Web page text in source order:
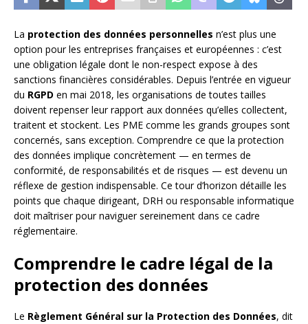
La protection des données personnelles n’est plus une
option pour les entreprises françaises et européennes : c’est
une obligation légale dont le non-respect expose à des
sanctions financières considérables. Depuis l’entrée en vigueur
du RGPD en mai 2018, les organisations de toutes tailles
doivent repenser leur rapport aux données qu’elles collectent,
traitent et stockent. Les PME comme les grands groupes sont
concernés, sans exception. Comprendre ce que la protection
des données implique concrètement — en termes de
conformité, de responsabilités et de risques — est devenu un
réflexe de gestion indispensable. Ce tour d’horizon détaille les
points que chaque dirigeant, DRH ou responsable informatique
doit maîtriser pour naviguer sereinement dans ce cadre
réglementaire.
Comprendre le cadre légal de la
protection des données
Le Règlement Général sur la Protection des Données, dit